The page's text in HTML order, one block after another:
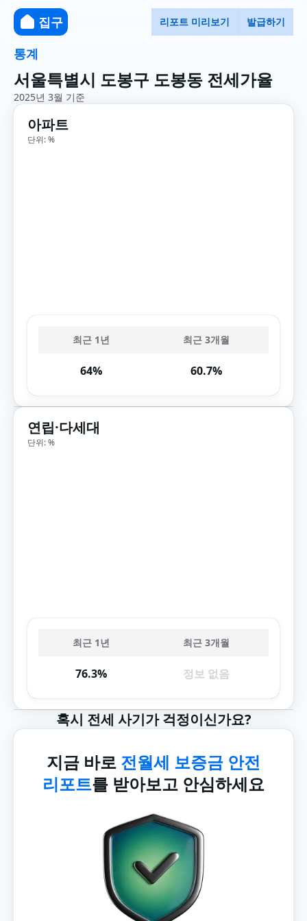
집구 리포트 미리보기 발급하기
통계
서울특별시 도봉구 도봉동 전세가율
2025년 3월 기준
아파트
단위: %
최근 1년 최근 3개월
64% 60.7%
연립·다세대
단위: %
최근 1년 최근 3개월
76.3% 정보 없음
혹시 전세 사기가 걱정이신가요?
지금 바로 전월세 보증금 안전
리포트를 받아보고 안심하세요